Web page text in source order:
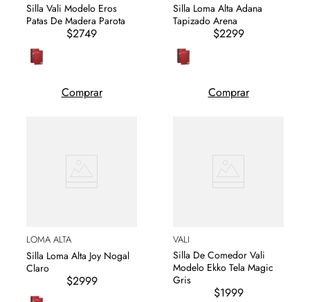
Silla Vali Modelo Eros
Patas De Madera Parota
$2749
Comprar
Silla Loma Alta Adana
Tapizado Arena
$2299
Comprar
LOMA ALTA
Silla Loma Alta Joy Nogal
Claro
$2999
VALI
Silla De Comedor Vali
Modelo Ekko Tela Magic
Gris
$1999